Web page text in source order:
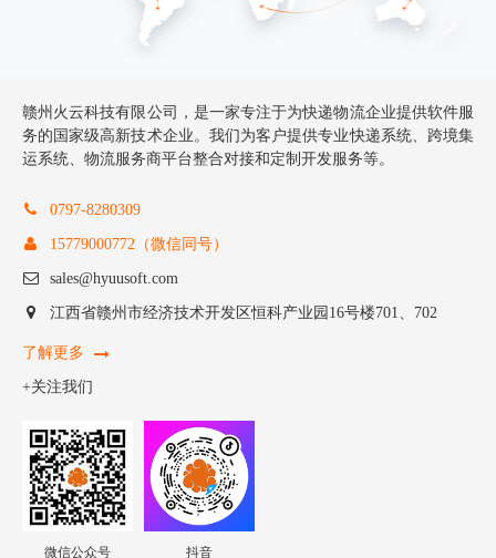
赣州火云科技有限公司，是一家专注于为快递物流企业提供软件服
务的国家级高新技术企业。我们为客户提供专业快递系统、跨境集
运系统、物流服务商平台整合对接和定制开发服务等。
0797-8280309
15779000772（微信同号）
sales@hyuusoft.com
江西省赣州市经济技术开发区恒科产业园16号楼701、702
了解更多
+关注我们
微信公众号 抖音